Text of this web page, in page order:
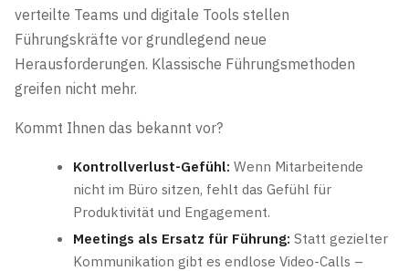
verteilte Teams und digitale Tools stellen
Führungskräfte vor grundlegend neue
Herausforderungen. Klassische Führungsmethoden
greifen nicht mehr.
Kommt Ihnen das bekannt vor?
Kontrollverlust-Gefühl: Wenn Mitarbeitende
nicht im Büro sitzen, fehlt das Gefühl für
Produktivität und Engagement.
Meetings als Ersatz für Führung: Statt gezielter
Kommunikation gibt es endlose Video-Calls –